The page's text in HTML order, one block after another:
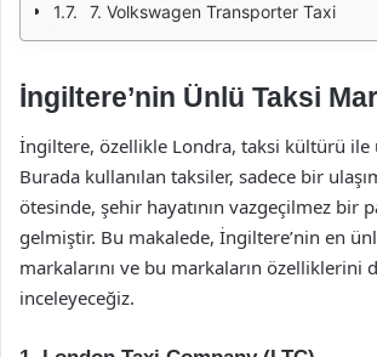
7. Volkswagen Transporter Taxi
İngiltere’nin Ünlü Taksi
İngiltere, özellikle Londra, taksi kültürü ile
Burada kullanılan taksiler, sadece bir
ötesinde, şehir hayatının vazgeçilmez bir
gelmiştir. Bu makalede, İngiltere’nin en
markalarını ve bu markaların özelliklerini
inceleyeceğiz.